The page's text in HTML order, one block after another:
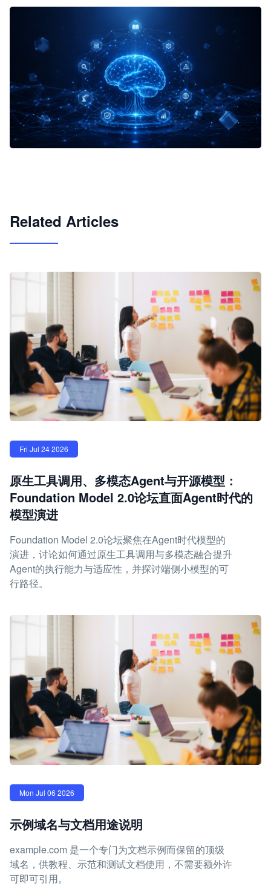
Related Articles
Fri Jul 24 2026
原生工具调用、多模态Agent与开源模型：
Foundation Model 2.0论坛直面Agent时代的
模型演进
Foundation Model 2.0论坛聚焦在Agent时代模型的
演进，讨论如何通过原生工具调用与多模态融合提升
Agent的执行能力与适应性，并探讨端侧小模型的可
行路径。
Mon Jul 06 2026
示例域名与文档用途说明
example.com 是一个专门为文档示例而保留的顶级
域名，供教程、示范和测试文档使用，不需要额外许
可即可引用。